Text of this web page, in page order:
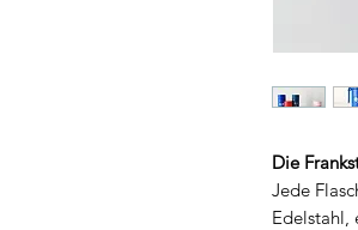
Die
Jede
Edelstahl,